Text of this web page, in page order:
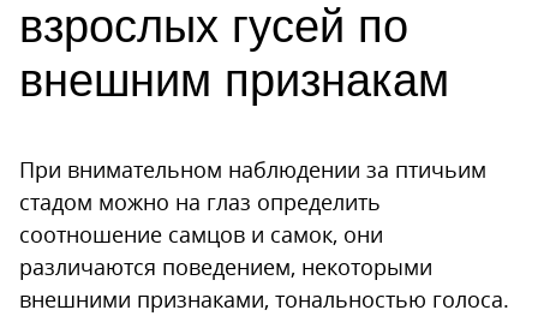
взрослых гусей по
внешним признакам
При внимательном наблюдении за птичьим
стадом можно на глаз определить
соотношение самцов и самок, они
различаются поведением, некоторыми
внешними признаками, тональностью голоса.